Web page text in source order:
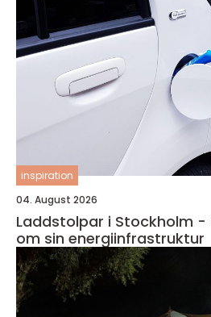
inspiration
04. August 2026
Laddstolpar i Stockholm
om sin energiinfrastruktur